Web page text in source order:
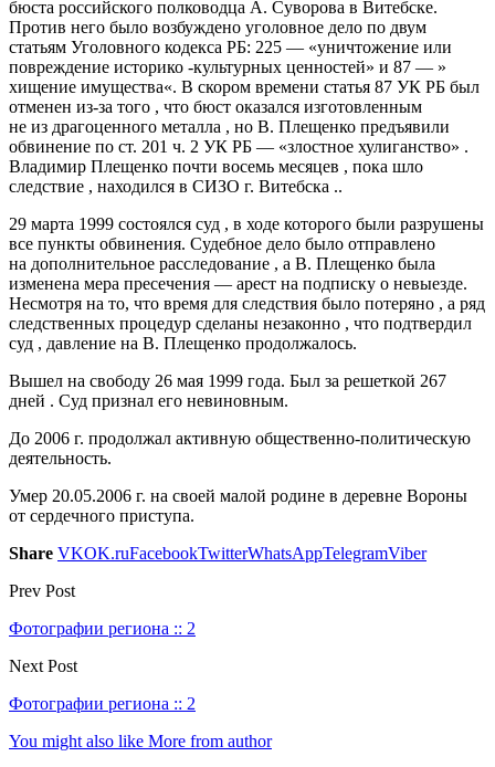
бюста российского полководца А. Суворова в Витебске.
Против него было возбуждено уголовное дело по двум
статьям Уголовного кодекса РБ: 225 — «уничтожение или
повреждение историко -культурных ценностей» и 87 — »
хищение имущества«. В скором времени статья 87 УК РБ был
отменен из-за того , что бюст оказался изготовленным
не из драгоценного металла , но В. Плещенко предъявили
обвинение по ст. 201 ч. 2 УК РБ — «злостное хулиганство» .
Владимир Плещенко почти восемь месяцев , пока шло
следствие , находился в СИЗО г. Витебска ..
29 марта 1999 состоялся суд , в ходе которого были разрушены
все пункты обвинения. Судебное дело было отправлено
на дополнительное расследование , а В. Плещенко была
изменена мера пресечения — арест на подписку о невыезде.
Несмотря на то, что время для следствия было потеряно , а ряд
следственных процедур сделаны незаконно , что подтвердил
суд , давление на В. Плещенко продолжалось.
Вышел на свободу 26 мая 1999 года. Был за решеткой 267
дней . Суд признал его невиновным.
До 2006 г. продолжал активную общественно-политическую
деятельность.
Умер 20.05.2006 г. на своей малой родине в деревне Вороны
от сердечного приступа.
Share VKOK.ruFacebookTwitterWhatsAppTelegramViber
Prev Post
Фотографии региона :: 2
Next Post
Фотографии региона :: 2
You might also like More from author